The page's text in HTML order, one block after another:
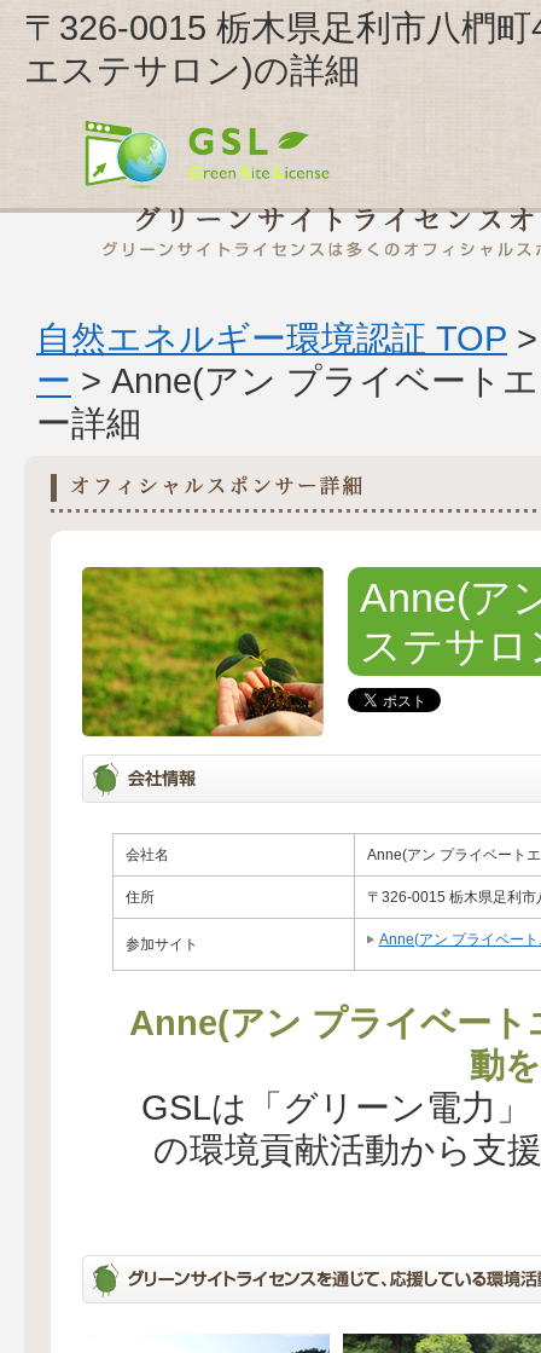
〒326-0015 栃木県足利市八椚
エステサロン)の詳細
自然エネルギー環境認証 TOP
ー > Anne(アン プライベート
ー詳細
Anne(ア
ステサロ
会社名 Anne(アン プライベート
住所 〒326-0015 栃木県足利
参加サイト Anne(アン プライベー
Anne(アン プライベー
動
GSLは「グリーン電力
の環境貢献活動から支